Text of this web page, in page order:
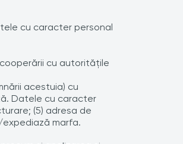
cu caracter personal
cu autorităţile
acestuia) cu
Datele cu caracter
(5) adresa de
marfa.